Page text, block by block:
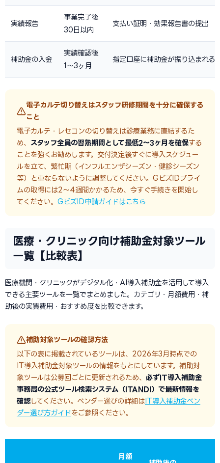
実績報告
事業完了後
30日以内
支払い証明・効果報告書の提出
補助金の入金
実績確認後
1〜3ヶ月
指定口座に補助金が振り込まれる
電子カルテ切り替えはスタッフ研修期間を十分に確保する
こと
電子カルテ・レセコンの切り替えは診療業務に直結するた
め、 スタッフ全員の習熟期間として最低2〜3ヶ月を確保する
ことを強くお勧めします。交付決定後すぐに導入スケジュー
ルを立て、繁忙期（インフルエンザシーズン・健診シーズン
等）と重ならないように調整してください。GビズIDプライ
ムの取得には2〜4週間かかるため、今すぐ手続きを開始し
てください。 GビズID申請ガイドはこちら
医療・クリニック向け補助金対象ツール
一覧【比較表】
医療機関・クリニックがデジタル化・AI導入補助金を活用して導入
できる主要ツールを一覧でまとめました。カテゴリ・月額費用・補
助後の実質費用・おすすめ度を比較できます。
補助対象ツールの確認方法
以下の表に掲載されているツールは、2026年3月時点での
IT導入補助金対象ツールの情報をもとにしています。補助対
象ツールは公募回ごとに更新されるため、 必ずIT導入補助金
事務局の公式ツール検索システム（ITANDI）で最新情報を
確認してください。ベンダー選びの詳細は IT導入補助金ベン
ダー選び方ガイドをご参照ください。
月額